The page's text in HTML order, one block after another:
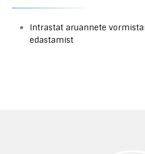
Intrastat aruannete
edastamist